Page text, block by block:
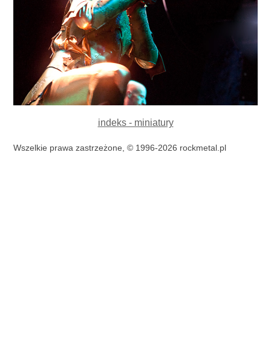
indeks - miniatury
Wszelkie prawa zastrzeżone, © 1996-2026 rockmetal.pl